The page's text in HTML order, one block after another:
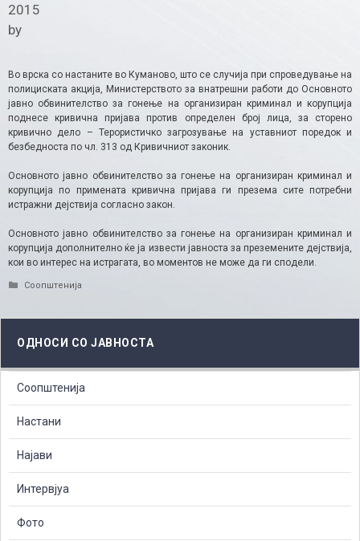
2015
by
Во врска со настаните во Куманово, што се случија при спроведување на
полициската акција, Министерството за внатрешни работи до Основното
јавно обвинителство за гонење на организиран криминал и корупција
поднесе кривична пријава против определен број лица, за сторено
кривично дело – Терористичко загрозување на уставниот поредок и
безбедноста по чл. 313 од Кривичниот законик.
Основното јавно обвинителство за гонење на организиран криминал и
корупција по примената кривична пријава ги презема сите потребни
истражни дејствија согласно закон.
Основното јавно обвинителство за гонење на организиран криминал и
корупција дополнително ќе ја извести јавноста за преземените дејствија,
кои во интерес на истрагата, во моментов не може да ги сподели.
Categories
Соопштенија
ОДНОСИ СО ЈАВНОСТА
Соопштенија
Настани
Најави
Интервјуа
Фото